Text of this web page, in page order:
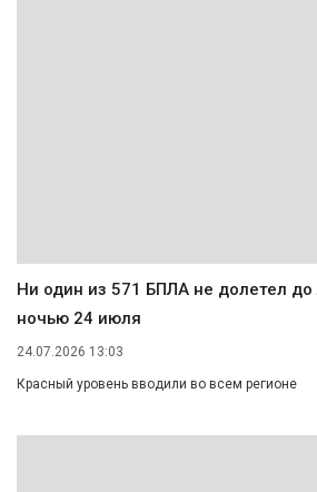
Ни один из 571 БПЛА не долетел
ночью 24 июля
24.07.2026 13:03
Красный уровень вводили во всем регионе